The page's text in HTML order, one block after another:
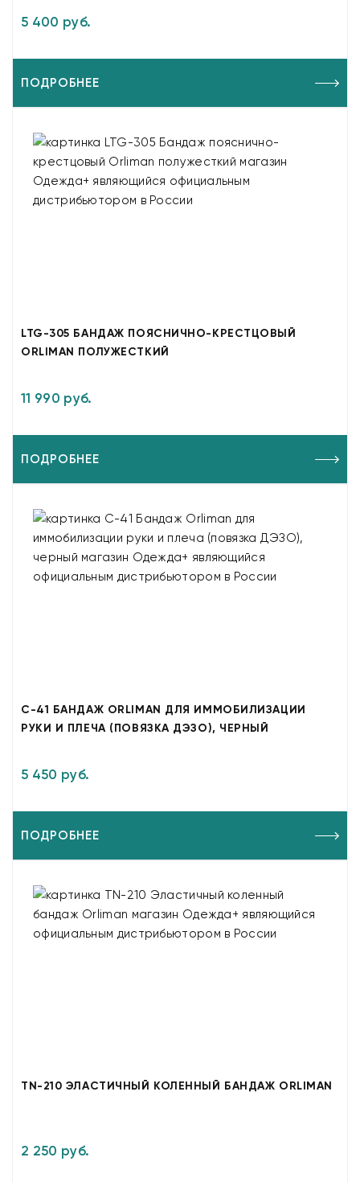
5 400 руб.
ПОДРОБНЕЕ
LTG-305 БАНДАЖ ПОЯСНИЧНО-КРЕСТЦОВЫЙ
ORLIMAN ПОЛУЖЕСТКИЙ
11 990 руб.
ПОДРОБНЕЕ
C-41 БАНДАЖ ORLIMAN ДЛЯ ИММОБИЛИЗАЦИИ
РУКИ И ПЛЕЧА (ПОВЯЗКА ДЭЗО), ЧЕРНЫЙ
5 450 руб.
ПОДРОБНЕЕ
TN-210 ЭЛАСТИЧНЫЙ КОЛЕННЫЙ БАНДАЖ ORLIMAN
2 250 руб.